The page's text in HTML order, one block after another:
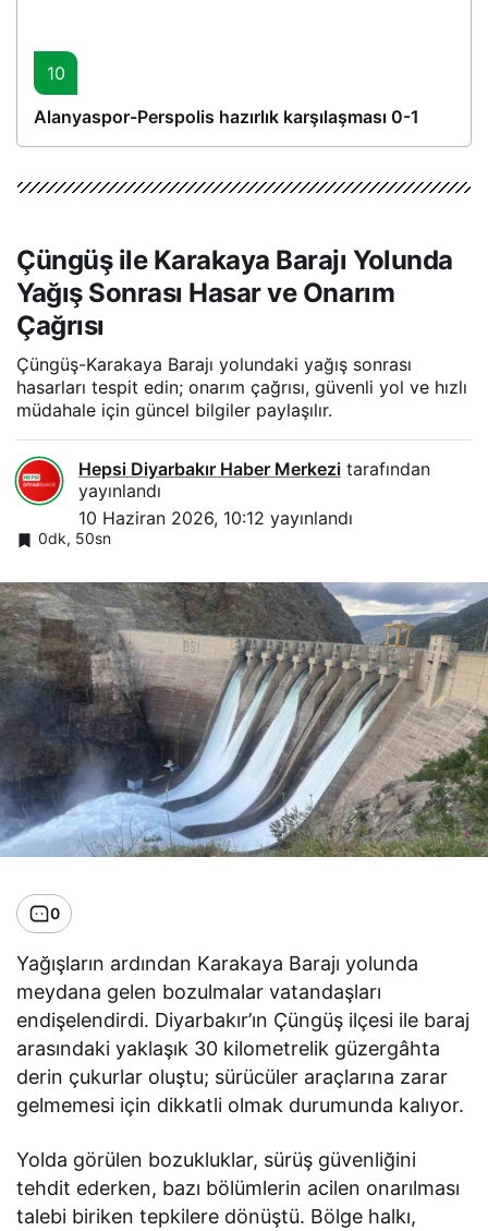
10
Alanyaspor-Perspolis hazırlık karşılaşması 0-1
Çüngüş ile Karakaya Barajı Yolunda
Yağış Sonrası Hasar ve Onarım
Çağrısı
Çüngüş-Karakaya Barajı yolundaki yağış sonrası
hasarları tespit edin; onarım çağrısı, güvenli yol ve hızlı
müdahale için güncel bilgiler paylaşılır.
Hepsi Diyarbakır Haber Merkezi tarafından
yayınlandı
10 Haziran 2026, 10:12 yayınlandı
0dk, 50sn
0
Yağışların ardından Karakaya Barajı yolunda
meydana gelen bozulmalar vatandaşları
endişelendirdi. Diyarbakır’ın Çüngüş ilçesi ile baraj
arasındaki yaklaşık 30 kilometrelik güzergâhta
derin çukurlar oluştu; sürücüler araçlarına zarar
gelmemesi için dikkatli olmak durumunda kalıyor.
Yolda görülen bozukluklar, sürüş güvenliğini
tehdit ederken, bazı bölümlerin acilen onarılması
talebi biriken tepkilere dönüştü. Bölge halkı,